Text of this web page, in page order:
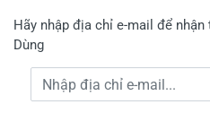
Hãy nhập địa chỉ e-mail để
Dùng
Địa chỉ e-mail